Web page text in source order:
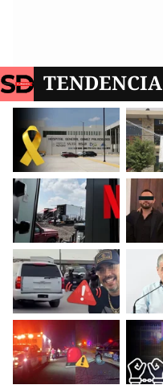
TENDENCIA